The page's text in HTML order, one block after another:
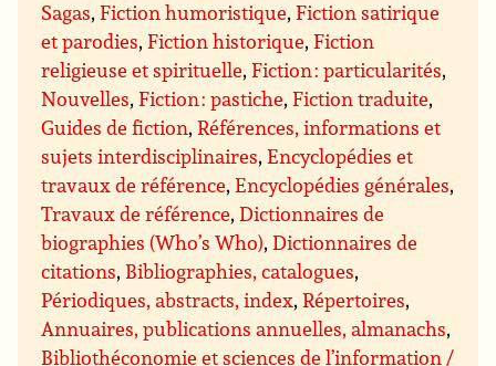
Sagas,Fiction humoristique,Fiction satirique
et parodies,Fiction historique,Fiction
religieuse et spirituelle,Fiction : particularités,
Nouvelles,Fiction : pastiche,Fiction traduite,
Guides de fiction,Références, informations et
sujets interdisciplinaires,Encyclopédies et
travaux de référence,Encyclopédies générales,
Travaux de référence,Dictionnaires de
biographies (Who’s Who),Dictionnaires de
citations, Bibliographies, catalogues,
Périodiques, abstracts, index,Répertoires,
Annuaires, publications annuelles, almanachs,
Bibliothéconomie et sciences de l’information /